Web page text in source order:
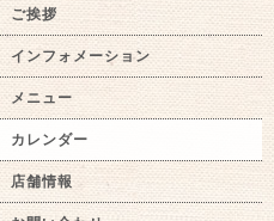
ご挨拶
インフォメーション
メニュー
カレンダー
店舗情報